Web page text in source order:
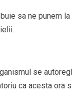
sa ne punem
se
ca acesta ora